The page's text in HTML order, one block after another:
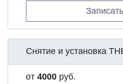
Снятие и установка
от 4000 руб.